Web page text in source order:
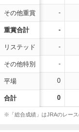
その他重賞
重賞合計
リステッド
その他特別
平場
合計
-
-
-
-
0
0
※「総合成績」はJRAのレース